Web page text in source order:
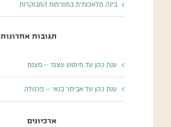
בינה מלאכותית במשימות המבוקרות
תגובות אחרונות
ענת כהן על מימוש עצמי – מצגת
ענת כהן על אביתר בנאי – פרגולה
ארכיונים